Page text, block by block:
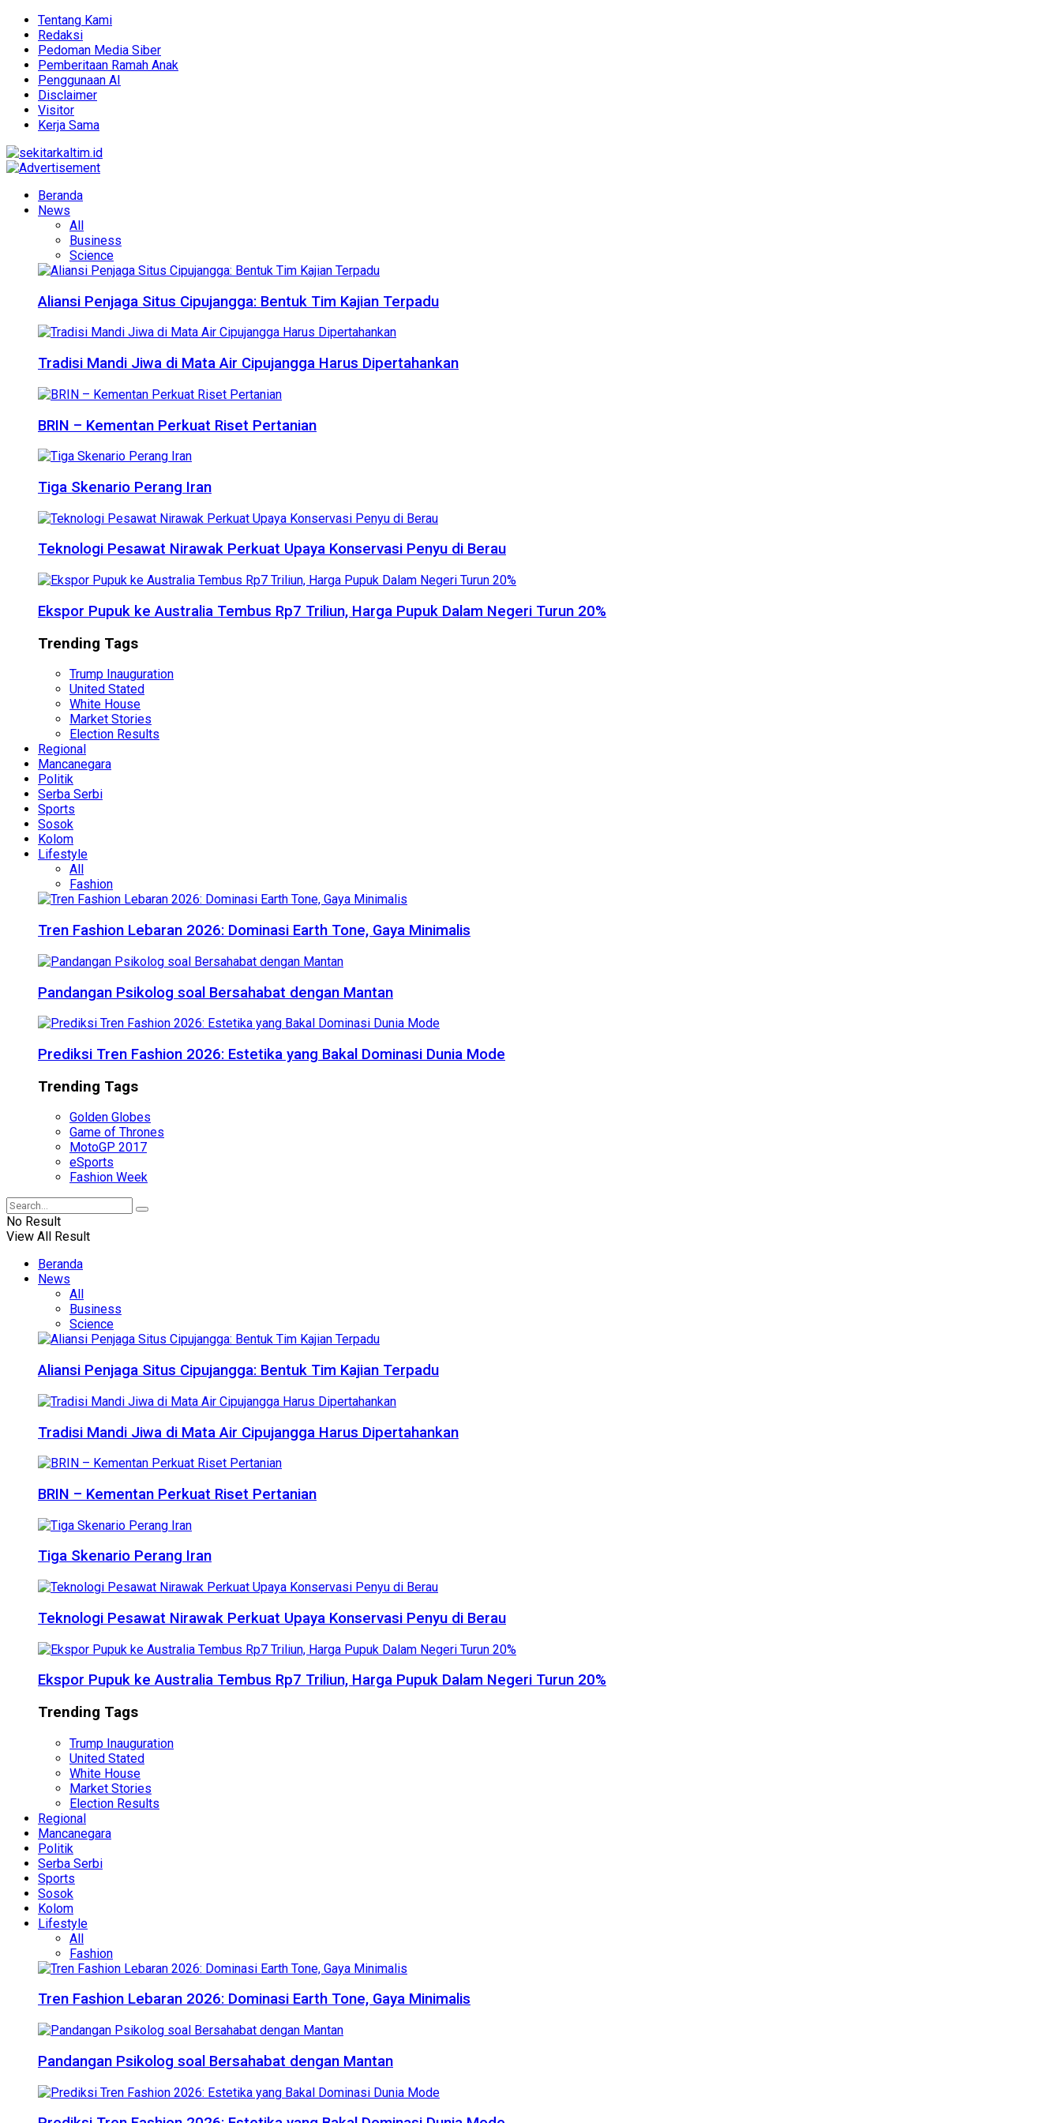
Tentang Kami
Redaksi
Pedoman Media Siber
Pemberitaan Ramah Anak
Penggunaan AI
Disclaimer
Visitor
Kerja Sama
Beranda
News
All
Business
Science
Aliansi Penjaga Situs Cipujangga: Bentuk Tim Kajian Terpadu
Tradisi Mandi Jiwa di Mata Air Cipujangga Harus Dipertahankan
BRIN – Kementan Perkuat Riset Pertanian
Tiga Skenario Perang Iran
Teknologi Pesawat Nirawak Perkuat Upaya Konservasi Penyu di Berau
Ekspor Pupuk ke Australia Tembus Rp7 Triliun, Harga Pupuk Dalam Negeri Turun 20%
Trending Tags
Trump Inauguration
United Stated
White House
Market Stories
Election Results
Regional
Mancanegara
Politik
Serba Serbi
Sports
Sosok
Kolom
Lifestyle
All
Fashion
Tren Fashion Lebaran 2026: Dominasi Earth Tone, Gaya Minimalis
Pandangan Psikolog soal Bersahabat dengan Mantan
Prediksi Tren Fashion 2026: Estetika yang Bakal Dominasi Dunia Mode
Trending Tags
Golden Globes
Game of Thrones
MotoGP 2017
eSports
Fashion Week
No Result
View All Result
Beranda
News
All
Business
Science
Aliansi Penjaga Situs Cipujangga: Bentuk Tim Kajian Terpadu
Tradisi Mandi Jiwa di Mata Air Cipujangga Harus Dipertahankan
BRIN – Kementan Perkuat Riset Pertanian
Tiga Skenario Perang Iran
Teknologi Pesawat Nirawak Perkuat Upaya Konservasi Penyu di Berau
Ekspor Pupuk ke Australia Tembus Rp7 Triliun, Harga Pupuk Dalam Negeri Turun 20%
Trending Tags
Trump Inauguration
United Stated
White House
Market Stories
Election Results
Regional
Mancanegara
Politik
Serba Serbi
Sports
Sosok
Kolom
Lifestyle
All
Fashion
Tren Fashion Lebaran 2026: Dominasi Earth Tone, Gaya Minimalis
Pandangan Psikolog soal Bersahabat dengan Mantan